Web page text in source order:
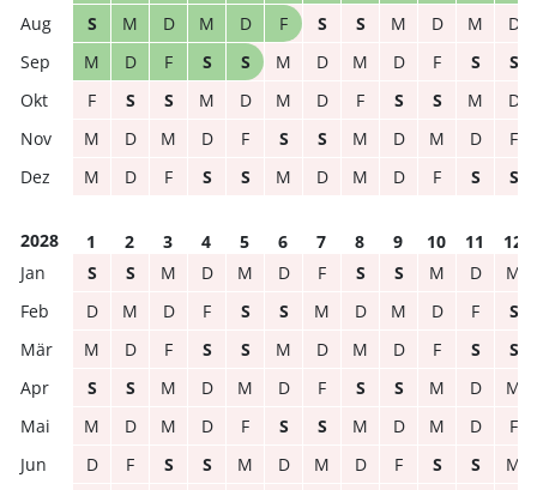
S
M D M D F S S M D M
D
M
D F S S M D M D F S
S
F
S S M D M D F S S M
D
M
D M D F S S M D M D
F
M
D F S S M D M D F S S
2028 1 2 3 4 5 6 7 8 9 10 11
12
S
S M D M D F S S M D
M
D
M D F S S M D M D F
S
M
D F S S M D M D F S
S
S
S M D M D F S S M D
M
M
D M D F S S M D M D
F
D
F S S M D M D F S S
M